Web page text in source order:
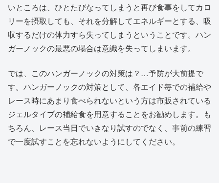
いところは、ひとたびなってしまうと再び食事をしてカロ
リーを摂取しても、それを分解してエネルギーとする、吸
収するだけの体力すら失ってしまうということです。ハン
ガーノックの最悪の場合は意識を失ってしまいます。
では、このハンガーノックの対策は？…予防が大前提で
す。ハンガーノックの対策として、各エイド毎での補給や
レース時にあまり食べられないという方は市販されている
ジェルタイプの補給食を用意することをお勧めします。も
ちろん、レース当日でいきなり試すのでなく、事前の練習
で一度試すことを忘れないようにしてください。